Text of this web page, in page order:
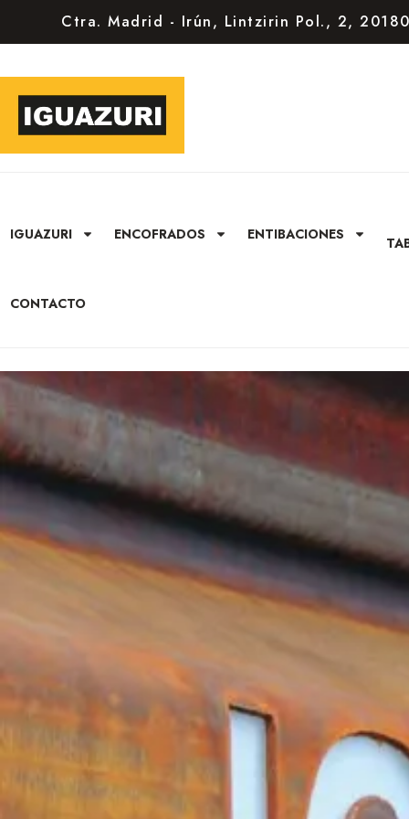
Ctra. Madrid - Irún, Lintzirin Pol., 2,
IGUAZURI ENCOFRADOS ENTIBACIONES
CONTACTO